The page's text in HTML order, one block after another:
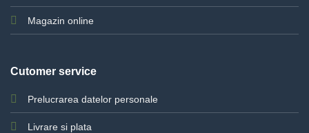
Magazin online
Cutomer service
Prelucrarea datelor personale
Livrare si plata